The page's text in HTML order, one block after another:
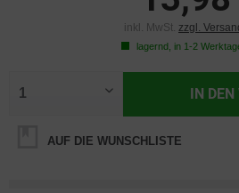
inkl. MwSt. zzgl.
lagernd, in 1-2
IN DEN
AUF DIE WUNSCHLISTE